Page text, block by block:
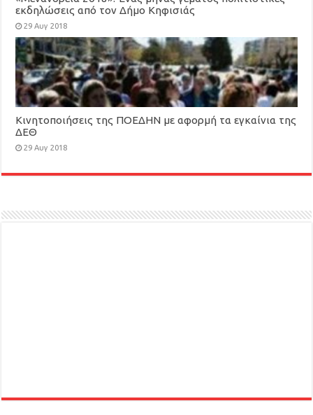
εκδηλώσεις από τον Δήμο Κηφισιάς
29 Αυγ 2018
Κινητοποιήσεις της ΠΟΕΔΗΝ με αφορμή τα εγκαίνια της
ΔΕΘ
29 Αυγ 2018